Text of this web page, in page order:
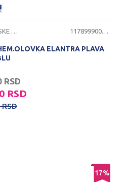
HEMIJSKE OLOVKE 1178999000031
ELANTRA PLAVA
RSD
RSD
RSD
17%